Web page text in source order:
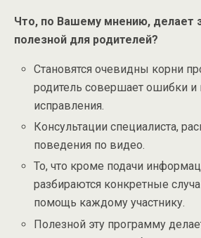
Что, по Вашему мнению, делает
полезной для родителей?
Становятся очевидны корни
родитель совершает ошибки и
исправления.
Консультации специалиста,
поведения по видео.
То, что кроме подачи
разбираются конкретные
помощь каждому участнику.
Полезной эту программу